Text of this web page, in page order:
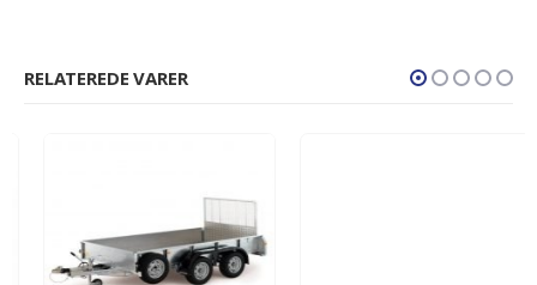
RELATEREDE VARER